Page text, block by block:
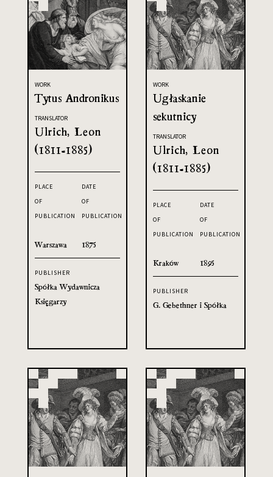
WORK
Tytus Andronikus
TRANSLATOR
Ulrich, Leon
(1811-1885)
PLACE
OF
PUBLICATION
Warszawa
DATE
OF
PUBLICATION
1875
PUBLISHER
Spółka Wydawnicza
Księgarzy
WORK
Ugłaskanie
sekutnicy
TRANSLATOR
Ulrich, Leon
(1811-1885)
PLACE
OF
PUBLICATION
Kraków
DATE
OF
PUBLICATION
1895
PUBLISHER
G. Gebethner i Spółka